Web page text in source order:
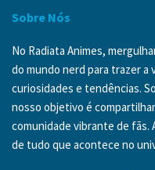
Sobre Nós
No Radiata Animes,
do mundo nerd para trazer a
curiosidades e tendências.
nosso objetivo é
comunidade vibrante de fãs.
de tudo que acontece no